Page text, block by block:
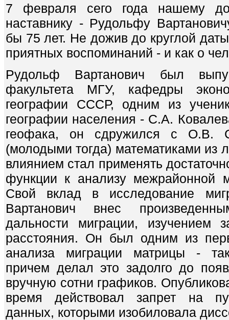
7 февраля сего года нашему
наставнику - Рудольфу
бы 75 лет. Не дожив до круглой
приятных воспоминаний - и как о
Рудольф Вартанович был
факультета МГУ, кафедры
географии СССР, одним из
географии населения - С.А.
геофака, он сдружился с О.В.
(молодыми тогда) математиками из
влиянием стал применять
функции к анализу межрайонной
Свой вклад в исследование
Вартанович внес
дальности миграции, изучением
расстояния. Он был одним из
анализа миграции матрицы -
причем делал это задолго до
вручную сотни графиков.
время действовал запрет на
данных, которыми изобиловала